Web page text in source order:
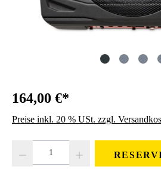
164,00 €*
Preise inkl. 20 % USt. zzgl.